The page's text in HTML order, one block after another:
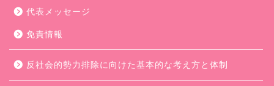
代表メッセージ
免責情報
反社会的勢力排除に向けた基本的な考え方と体制